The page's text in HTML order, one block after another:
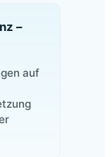
–
auf